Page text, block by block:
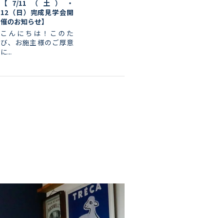
【7/11（土）・
12（日）完成見学会開
催のお知らせ】
こんにちは！このた
び、お施主様のご厚意
に...